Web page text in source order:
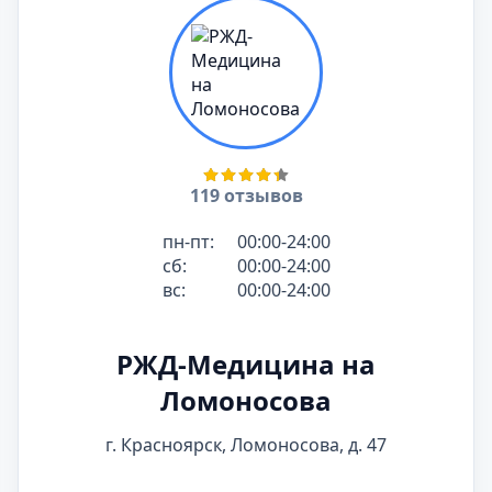
119 отзывов
пн-пт:
00:00-24:00
сб:
00:00-24:00
вс:
00:00-24:00
РЖД-Медицина на
Ломоносова
г. Красноярск, Ломоносова, д. 47